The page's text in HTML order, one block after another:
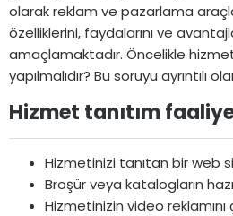
olarak reklam ve pazarlama
özelliklerini, faydalarını ve
amaçlamaktadır. Öncelikle hizmet
yapılmalıdır? Bu soruyu ayrıntılı
Hizmet tanıtım
Hizmetinizi tanıtan bir web
Broşür veya katalogların
Hizmetinizin video